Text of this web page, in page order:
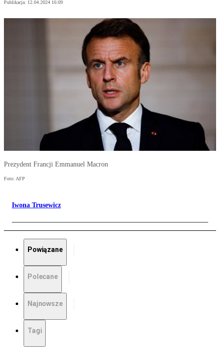
Publikacja: 12.04.2024 16:09
Prezydent Francji Emmanuel Macron
Foto: AFP
Iwona Trusewicz
Powiązane
Polecane
Najnowsze
Tagi